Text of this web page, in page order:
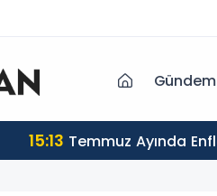
Gündem
15:13 Temmuz Ayında